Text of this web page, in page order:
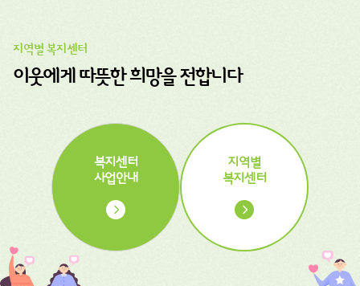
지역별 복지센터
이웃에게 따뜻한 희망을 전합니다
복지센터
사업안내
지역별
복지센터